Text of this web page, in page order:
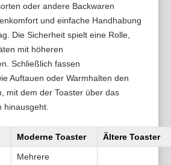
oder andere Backwaren
und einfache Handhabung
Die Sicherheit spielt eine Rolle,
mit höheren
Schließlich fassen
Auftauen oder Warmhalten den
mit dem der Toaster über das
hinausgeht.
Moderne Toaster Ältere Toaster
Mehrere